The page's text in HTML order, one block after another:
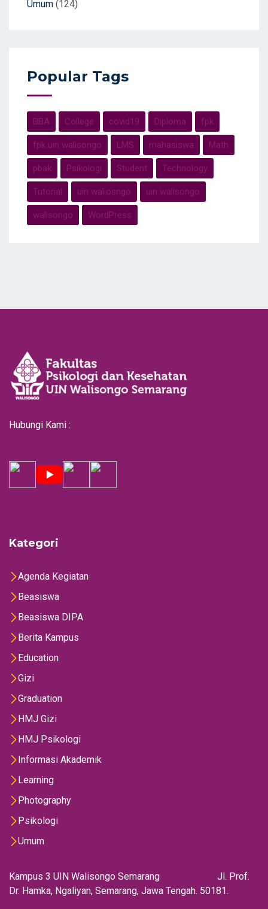
Umum (124)
Popular Tags
BBA College covid19 Diploma fpk
fpk uin walisongo LMS mahasiswa Math
pbak Psikologi Student Technology
Tutorial uin waliosngo uin walisongo
walisongo WordPress
Hubungi Kami :
Kategori
Agenda Kegiatan
Beasiswa
Beasiswa DIPA
Berita Kampus
Education
Gizi
Graduation
HMJ Gizi
HMJ Psikologi
Informasi Akademik
Learning
Photography
Psikologi
Umum
Kampus 3 UIN Walisongo Semarang Jl. Prof.
Dr. Hamka, Ngaliyan, Semarang, Jawa Tengah. 50181.